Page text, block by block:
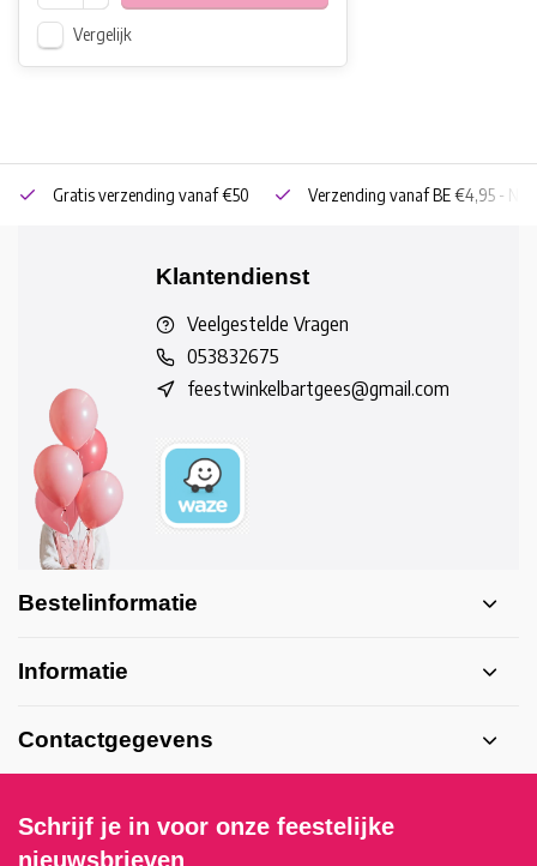
Vergelijk
Gratis verzending vanaf €50 Verzending vanaf BE €4,95 - NL
Klantendienst
Veelgestelde Vragen
053832675
feestwinkelbartgees@gmail.com
Bestelinformatie
Informatie
Contactgegevens
Schrijf je in voor onze feestelijke
nieuwsbrieven